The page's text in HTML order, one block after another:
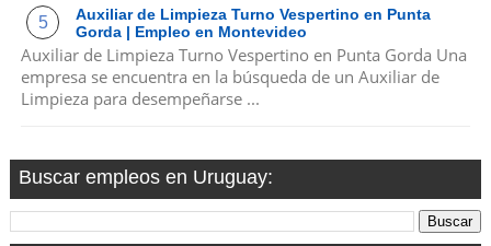
Auxiliar de Limpieza Turno Vespertino en Punta
Gorda | Empleo en Montevideo
Auxiliar de Limpieza Turno Vespertino en Punta Gorda Una
empresa se encuentra en la búsqueda de un Auxiliar de
Limpieza para desempeñarse ...
Buscar empleos en Uruguay: